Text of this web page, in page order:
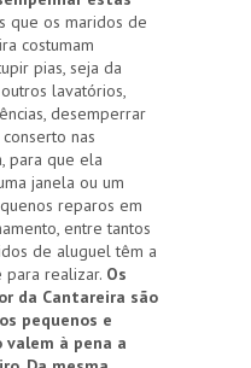
que os maridos de
costumam
pias, seja da
lavatórios,
desemperrar
nas
para que ela
janela ou um
reparos em
entre tantos
de aluguel têm a
realizar. Os
da Cantareira são
pequenos e
valem à pena a